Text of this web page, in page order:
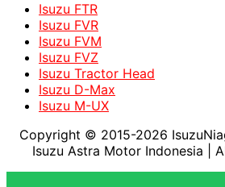
Isuzu FTR
Isuzu FVR
Isuzu FVM
Isuzu FVZ
Isuzu Tractor Head
Isuzu D-Max
Isuzu M-UX
Copyright © 2015-2026
Isuzu Astra Motor Indonesia
|